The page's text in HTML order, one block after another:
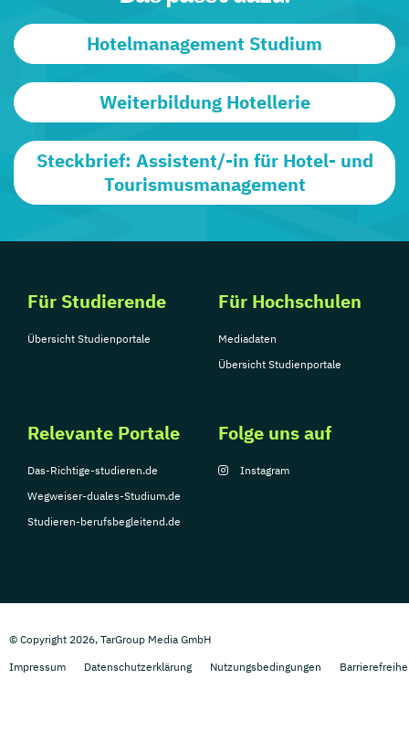
Hotelmanagement Studium
Weiterbildung Hotellerie
Steckbrief: Assistent/-in für Hotel- und
Tourismusmanagement
Für Studierende
Übersicht Studienportale
Für Hochschulen
Mediadaten
Übersicht Studienportale
Relevante Portale
Das-Richtige-studieren.de
Wegweiser-duales-Studium.de
Studieren-berufsbegleitend.de
Folge uns auf
Instagram
© Copyright 2026, TarGroup Media GmbH
Impressum
Datenschutzerklärung Nutzungsbedingungen